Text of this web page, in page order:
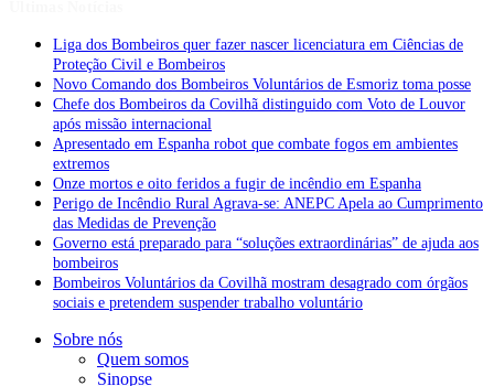
Liga dos Bombeiros quer fazer nascer licenciatura em Ciências de
Proteção Civil e Bombeiros
Novo Comando dos Bombeiros Voluntários de Esmoriz toma posse
Chefe dos Bombeiros da Covilhã distinguido com Voto de Louvor
após missão internacional
Apresentado em Espanha robot que combate fogos em ambientes
extremos
Onze mortos e oito feridos a fugir de incêndio em Espanha
Perigo de Incêndio Rural Agrava-se: ANEPC Apela ao Cumprimento
das Medidas de Prevenção
Governo está preparado para “soluções extraordinárias” de ajuda aos
bombeiros
Bombeiros Voluntários da Covilhã mostram desagrado com órgãos
sociais e pretendem suspender trabalho voluntário
Sobre nós
Quem somos
Sinopse